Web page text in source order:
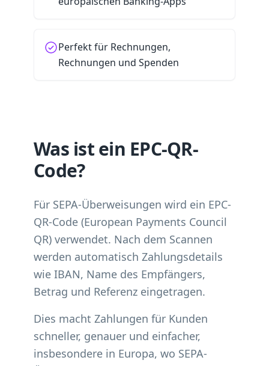
Perfekt für Rechnungen,
Rechnungen und Spenden
Was ist ein EPC-QR-
Code?
Für SEPA-Überweisungen wird ein EPC-
QR-Code (European Payments Council
QR) verwendet. Nach dem Scannen
werden automatisch Zahlungsdetails
wie IBAN, Name des Empfängers,
Betrag und Referenz eingetragen.
Dies macht Zahlungen für Kunden
schneller, genauer und einfacher,
insbesondere in Europa, wo SEPA-